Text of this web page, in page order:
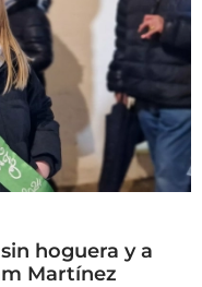
hoguera y a
Martínez